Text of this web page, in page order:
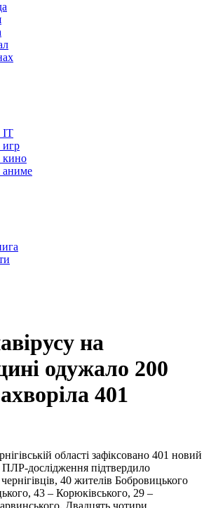
IT
игр
кино
аниме
на
одужало 200
401
області зафіксовано 401 новий
дослідження підтвердило
40 жителів Бобровицького
43 – Корюківського, 29 –
Двадцять чотири